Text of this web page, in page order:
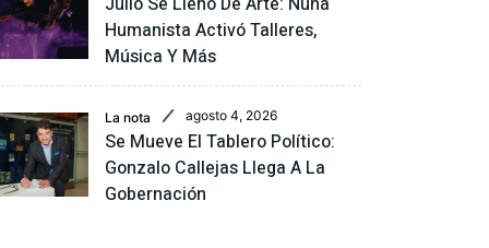
Humanista Activó Talleres,
Música Y Más
La nota agosto 4, 2026
Se Mueve El Tablero Político:
Gonzalo Callejas Llega A La
Gobernación